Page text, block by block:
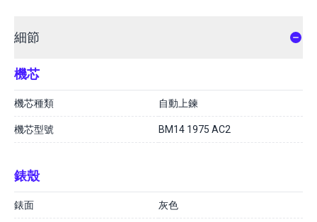
細節
機芯
機芯種類 自動上鍊
機芯型號 BM14 1975 AC2
錶殼
錶面 灰色